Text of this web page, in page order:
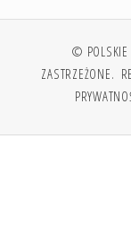
© POLSKIE
ZASTRZEŻONE.